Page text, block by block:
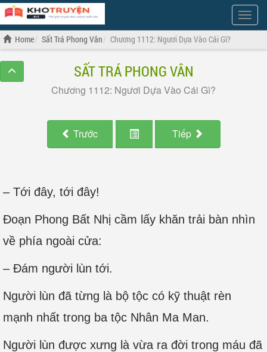
Show
Menu
Home Sất Trá Phong Vân Chương 1112: Ngươi Dựa Vào Cái Gì?
SẤT TRÁ PHONG VÂN
Chương 1112: Ngươi Dựa Vào Cái Gì?
Trước Tiếp
– Tới đây, tới đây!
Đoạn Phong Bất Nhị cầm lấy khăn trải bàn nhìn
về phía ngoài cửa:
– Đám người lùn tới.
Người lùn đã từng là bộ tộc có kỹ thuật rèn
mạnh nhất trong ba tộc Nhân Ma Man.
Người lùn được xưng là vừa ra đời trong máu đã